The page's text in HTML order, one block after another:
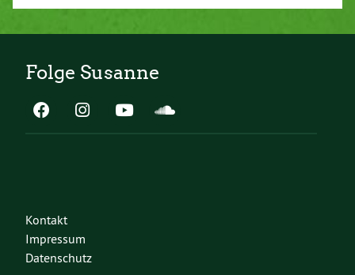
Folge Susanne
Kontakt
Impressum
Datenschutz